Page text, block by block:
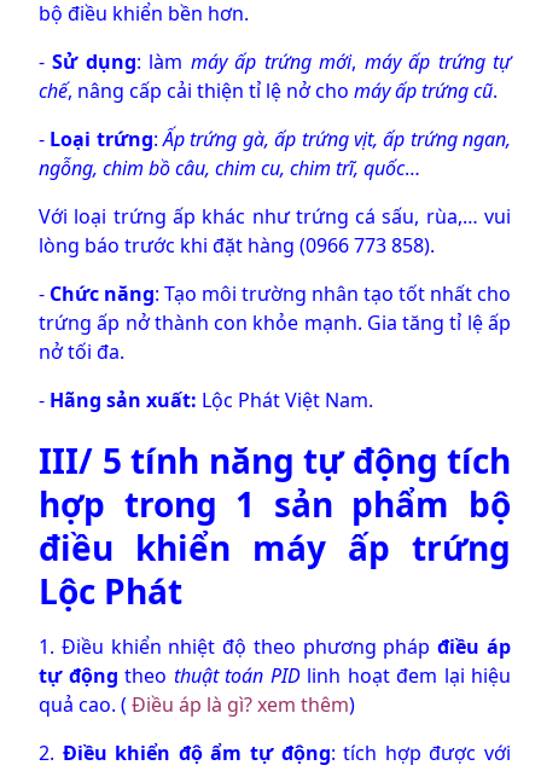
bộ điều khiển bền hơn.
-Sử dụng: làm máy ấp trứng mới, máy ấp trứng tự
chế, nâng cấp cải thiện tỉ lệ nở cho máy ấp trứng cũ.
- Loại trứng:Ấp trứng gà, ấp trứng vịt, ấp trứng ngan,
ngỗng, chim bồ câu, chim cu, chim trĩ, quốc…
Với loại trứng ấp khác như trứng cá sấu, rùa,… vui
lòng báo trước khi đặt hàng (0966 773 858).
- Chức năng: Tạo môi trường nhân tạo tốt nhất cho
trứng ấp nở thành con khỏe mạnh. Gia tăng tỉ lệ ấp
nở tối đa.
- Hãng sản xuất: Lộc Phát Việt Nam.
III/ 5 tính năng tự động tích
hợp trong 1 sản phẩm bộ
điều khiển máy ấp trứng
Lộc Phát
1. Điều khiển nhiệt độ theo phương pháp điều áp
tự động theo thuật toán PIDlinh hoạt đem lại hiệu
quả cao. ( Điều áp là gì? xem thêm)
2. Điều khiển độ ẩm tự động: tích hợp được với